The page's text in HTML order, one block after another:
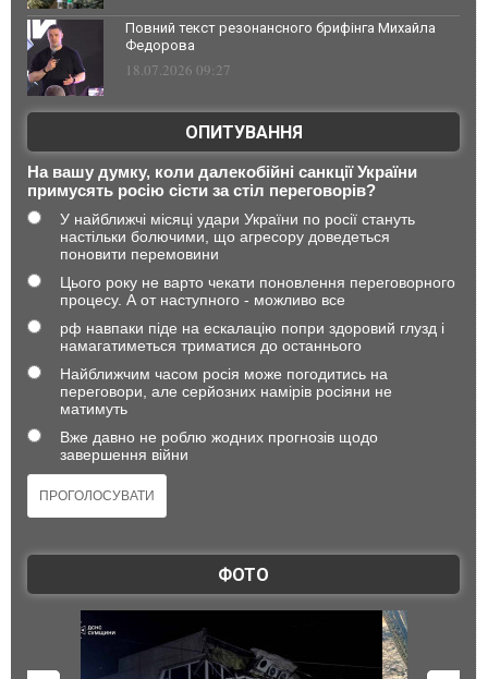
Повний текст резонансного брифінга Михайла
Федорова
18.07.2026 09:27
ОПИТУВАННЯ
На вашу думку, коли далекобійні санкції України
примусять росію сісти за стіл переговорів?
У найближчі місяці удари України по росії стануть
настільки болючими, що агресору доведеться
поновити перемовини
Цього року не варто чекати поновлення переговорного
процесу. А от наступного - можливо все
рф навпаки піде на ескалацію попри здоровий глузд і
намагатиметься триматися до останнього
Найближчим часом росія може погодитись на
переговори, але серйозних намірів росіяни не
матимуть
Вже давно не роблю жодних прогнозів щодо
завершення війни
ФОТО